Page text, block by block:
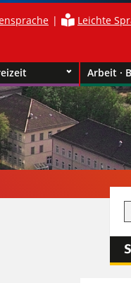
Leichte
Arbeit ·